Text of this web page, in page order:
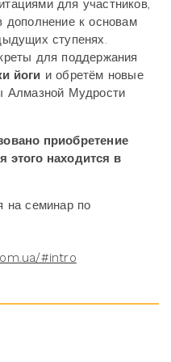
для участников,
дополнение к основам
ступенях.
для поддержания
йоги и обретём новые
Алмазной Мудрости
приобретение
этого находится в
на семинар по
#intro